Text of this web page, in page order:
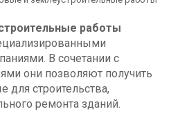
работы
В сочетании с
они позволяют получить
строительства,
ремонта зданий.